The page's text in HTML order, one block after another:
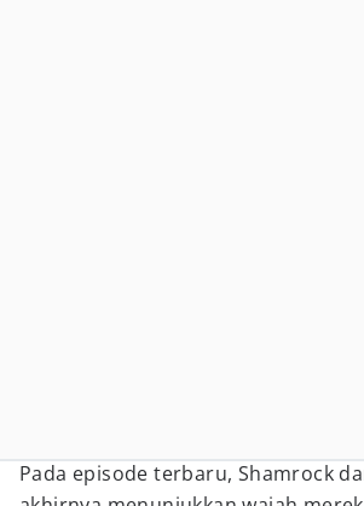
Pada episode terbaru, Shamrock